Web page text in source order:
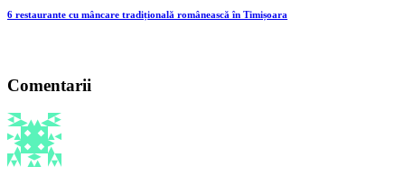
6 restaurante cu mâncare tradițională românească în Timișoara
Comentarii